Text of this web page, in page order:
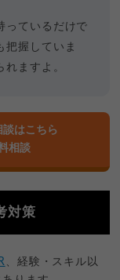
っているだけで
把握していま
ますよ。
はこちら
相談
対策
、経験・スキル以